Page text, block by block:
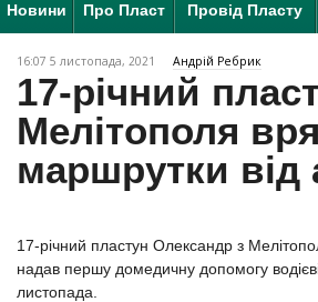
Новини Про Пласт Провід Пласту
16:07 5 листопада, 2021 Андрій Ребрик
17-річний
Мелітополя
маршрутки від
17-річний пластун Олександр з
надав першу домедичну допомогу
листопада.